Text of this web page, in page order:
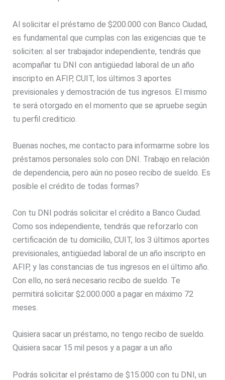
Al solicitar el préstamo de $200.000 con Banco Ciudad,
es fundamental que cumplas con las exigencias que te
soliciten: al ser trabajador independiente, tendrás que
acompañar tu DNI con antigüedad laboral de un año
inscripto en AFIP, CUIT, los últimos 3 aportes
previsionales y demostración de tus ingresos. El mismo
te será otorgado en el momento que se apruebe según
tu perfil crediticio.
Buenas noches, me contacto para informarme sobre los
préstamos personales solo con DNI. Trabajo en relación
de dependencia, pero aún no poseo recibo de sueldo. Es
posible el crédito de todas formas?
Con tu DNI podrás solicitar el crédito a Banco Ciudad.
Como sos independiente, tendrás que reforzarlo con
certificación de tu domicilio, CUIT, los 3 últimos aportes
previsionales, antigüedad laboral de un año inscripto en
AFIP, y las constancias de tus ingresos en el último año.
Con ello, no será necesario recibo de sueldo. Te
permitirá solicitar $2.000.000 a pagar en máximo 72
meses.
Quisiera sacar un préstamo, no tengo recibo de sueldo.
Quisiera sacar 15 mil pesos y a pagar a un año
Podrás solicitar el préstamo de $15.000 con tu DNI, un